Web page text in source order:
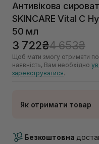
Антивікова
SKINCARE Vital C
50 мл
3 722₴4 653₴
Щоб мати змогу отримати
наявність, Вам необхідно
зареєструватися.
Як отримати товар
Немає в наявності!
Безкоштовна